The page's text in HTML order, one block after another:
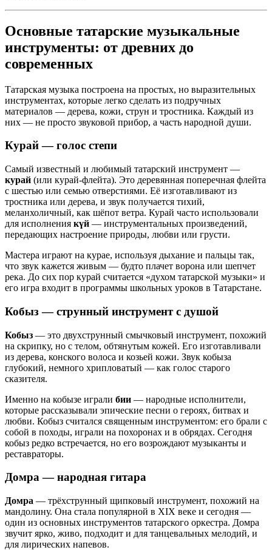
Основные татарские музыкальные
инструменты: от древних до
современных
Татарская музыка построена на простых, но выразительных
инструментах, которые легко сделать из подручных
материалов — дерева, кожи, струн и тростника. Каждый из
них — не просто звуковой прибор, а часть народной души.
Курай— голос степи
Самый известный и любимый татарский инструмент —
курай (или курай-флейта). Это деревянная поперечная флейта
с шестью или семью отверстиями. Её изготавливают из
тростника или дерева, и звук получается тихий,
меланхоличный, как шёпот ветра. Курай часто использовали
для исполнения күй — инструментальных произведений,
передающих настроение природы, любви или грусти.
Мастера играют на курае, используя дыхание и пальцы так,
что звук кажется живым — будто плачет ворона или шепчет
река. До сих пор курай считается «духом татарской музыки» и
его игра входит в программы школьных уроков в Татарстане.
Кобыз— струнный инструмент с душой
Кобыз — это двухструнный смычковый инструмент, похожий
на скрипку, но с телом, обтянутым кожей. Его изготавливали
из дерева, конского волоса и козьей кожи. Звук кобыза
глубокий, немного хрипловатый — как голос старого
сказителя.
Именно на кобызе играли бии — народные исполнители,
которые рассказывали эпические песни о героях, битвах и
любви. Кобыз считался священным инструментом: его брали с
собой в походы, играли на похоронах и в обрядах. Сегодня
кобыз редко встречается, но его возрождают музыканты и
реставраторы.
Домра— народная гитара
Домра — трёхструнный щипковый инструмент, похожий на
мандолину. Она стала популярной в XIX веке и сегодня —
один из основных инструментов татарского оркестра. Домра
звучит ярко, живо, подходит и для танцевальных мелодий, и
для лирических напевов.